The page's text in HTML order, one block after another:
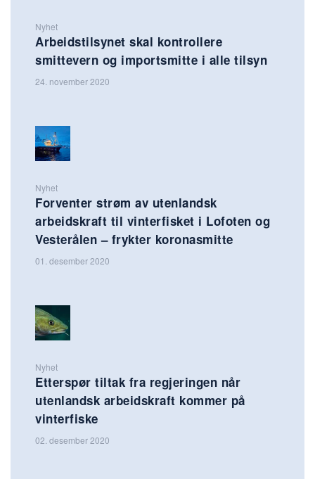
Nyhet
Arbeidstilsynet skal kontrollere
smittevern og importsmitte i alle tilsyn
24. november 2020
Nyhet
Forventer strøm av utenlandsk
arbeidskraft til vinterfisket i Lofoten og
Vesterålen – frykter koronasmitte
01. desember 2020
Nyhet
Etterspør tiltak fra regjeringen når
utenlandsk arbeidskraft kommer på
vinterfiske
02. desember 2020